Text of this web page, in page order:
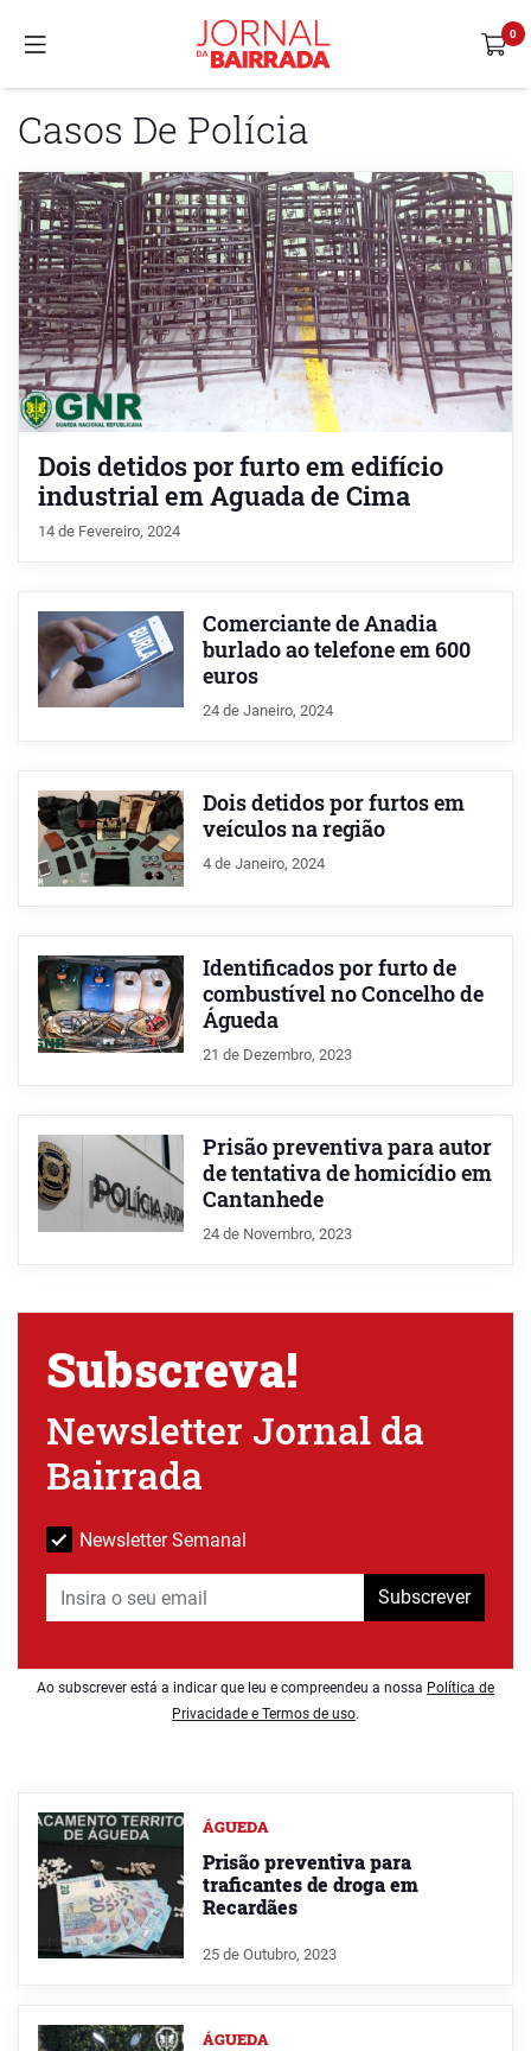
Casos De Polícia
Dois detidos por furto em edifício
industrial em Aguada de Cima
14 de Fevereiro, 2024
Comerciante de Anadia
burlado ao telefone em 600
euros
24 de Janeiro, 2024
Dois detidos por furtos em
veículos na região
4 de Janeiro, 2024
Identificados por furto de
combustível no Concelho de
Águeda
21 de Dezembro, 2023
Prisão preventiva para autor
de tentativa de homicídio em
Cantanhede
24 de Novembro, 2023
Subscreva!
Newsletter Jornal da
Bairrada
Newsletter Semanal
Subscrever
Ao subscrever está a indicar que leu e compreendeu a nossa Política de
Privacidade e Termos de uso.
ÁGUEDA
Prisão preventiva para
traficantes de droga em
Recardães
25 de Outubro, 2023
ÁGUEDA